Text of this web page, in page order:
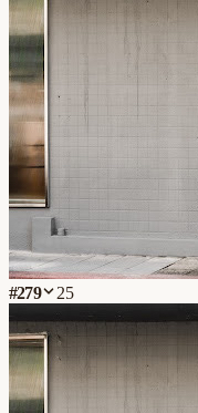
#279 25